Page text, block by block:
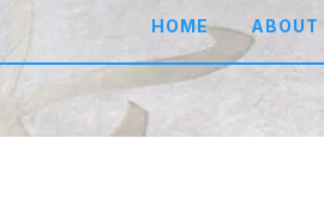
HOME ABOUT